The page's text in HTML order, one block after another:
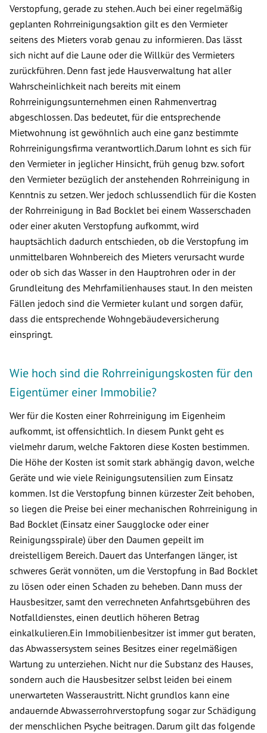
Verstopfung, gerade zu stehen. Auch bei einer regelmäßig
geplanten Rohrreinigungsaktion gilt es den Vermieter
seitens des Mieters vorab genau zu informieren. Das lässt
sich nicht auf die Laune oder die Willkür des Vermieters
zurückführen. Denn fast jede Hausverwaltung hat aller
Wahrscheinlichkeit nach bereits mit einem
Rohrreinigungsunternehmen einen Rahmenvertrag
abgeschlossen. Das bedeutet, für die entsprechende
Mietwohnung ist gewöhnlich auch eine ganz bestimmte
Rohrreinigungsfirma verantwortlich.Darum lohnt es sich für
den Vermieter in jeglicher Hinsicht, früh genug bzw. sofort
den Vermieter bezüglich der anstehenden Rohrreinigung in
Kenntnis zu setzen. Wer jedoch schlussendlich für die Kosten
der Rohrreinigung in Bad Bocklet bei einem Wasserschaden
oder einer akuten Verstopfung aufkommt, wird
hauptsächlich dadurch entschieden, ob die Verstopfung im
unmittelbaren Wohnbereich des Mieters verursacht wurde
oder ob sich das Wasser in den Hauptrohren oder in der
Grundleitung des Mehrfamilienhauses staut. In den meisten
Fällen jedoch sind die Vermieter kulant und sorgen dafür,
dass die entsprechende Wohngebäudeversicherung
einspringt.
Wie hoch sind die Rohrreinigungskosten für den
Eigentümer einer Immobilie?
Wer für die Kosten einer Rohrreinigung im Eigenheim
aufkommt, ist offensichtlich. In diesem Punkt geht es
vielmehr darum, welche Faktoren diese Kosten bestimmen.
Die Höhe der Kosten ist somit stark abhängig davon, welche
Geräte und wie viele Reinigungsutensilien zum Einsatz
kommen. Ist die Verstopfung binnen kürzester Zeit behoben,
so liegen die Preise bei einer mechanischen Rohrreinigung in
Bad Bocklet (Einsatz einer Saugglocke oder einer
Reinigungsspirale) über den Daumen gepeilt im
dreistelligem Bereich. Dauert das Unterfangen länger, ist
schweres Gerät vonnöten, um die Verstopfung in Bad Bocklet
zu lösen oder einen Schaden zu beheben. Dann muss der
Hausbesitzer, samt den verrechneten Anfahrtsgebühren des
Notfalldienstes, einen deutlich höheren Betrag
einkalkulieren.Ein Immobilienbesitzer ist immer gut beraten,
das Abwassersystem seines Besitzes einer regelmäßigen
Wartung zu unterziehen. Nicht nur die Substanz des Hauses,
sondern auch die Hausbesitzer selbst leiden bei einem
unerwarteten Wasseraustritt. Nicht grundlos kann eine
andauernde Abwasserrohrverstopfung sogar zur Schädigung
der menschlichen Psyche beitragen. Darum gilt das folgende